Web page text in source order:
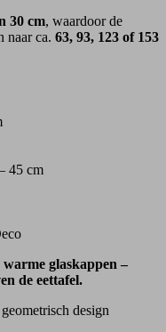
30 cm, waardoor de
naar ca. 63, 93, 123 of 153
45 cm
glaskappen –
de eettafel.
design